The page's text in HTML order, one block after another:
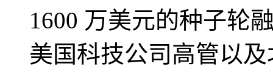
1600 万美元的种子轮
美国科技公司高管以